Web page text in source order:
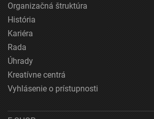
Organizačná štruktúra
História
Kariéra
Rada
Úhrady
Kreatívne centrá
Vyhlásenie o prístupnosti